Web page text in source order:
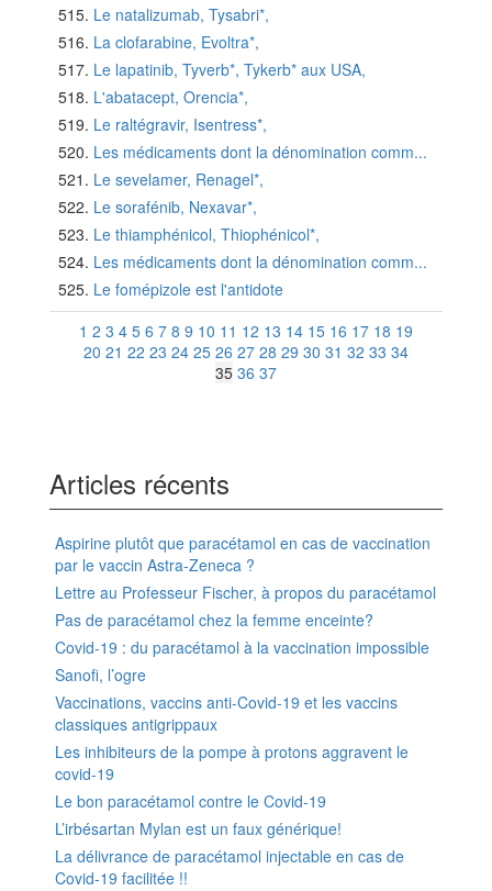
Le natalizumab, Tysabri*,
La clofarabine, Evoltra*,
Le lapatinib, Tyverb*, Tykerb* aux USA,
L'abatacept, Orencia*,
Le raltégravir, Isentress*,
Les médicaments dont la dénomination comm...
Le sevelamer, Renagel*,
Le sorafénib, Nexavar*,
Le thiamphénicol, Thiophénicol*,
Les médicaments dont la dénomination comm...
Le fomépizole est l'antidote
1 2 3 4 5 6 7 8 9 10 11 12 13 14 15 16 17 18 19
20 21 22 23 24 25 26 27 28 29 30 31 32 33 34
35 36 37
Articles récents
Aspirine plutôt que paracétamol en cas de vaccination
par le vaccin Astra-Zeneca ?
Lettre au Professeur Fischer, à propos du paracétamol
Pas de paracétamol chez la femme enceinte?
Covid-19 : du paracétamol à la vaccination impossible
Sanofi, l’ogre
Vaccinations, vaccins anti-Covid-19 et les vaccins
classiques antigrippaux
Les inhibiteurs de la pompe à protons aggravent le
covid-19
Le bon paracétamol contre le Covid-19
L’irbésartan Mylan est un faux générique!
La délivrance de paracétamol injectable en cas de
Covid-19 facilitée !!